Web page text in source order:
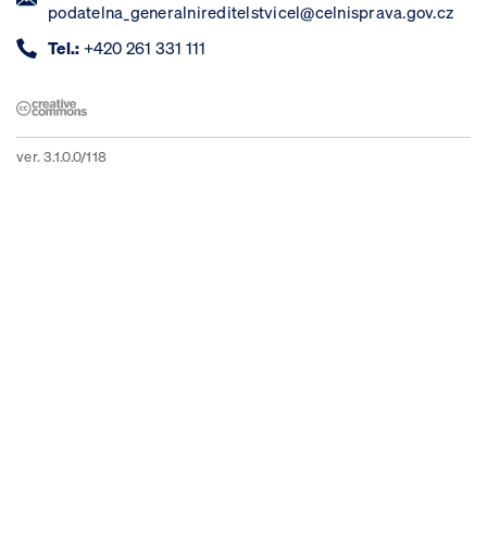
podatelna_generalnireditelstvicel@celnisprava.gov.cz
Tel.: +420 261 331 111
ver. 3.1.0.0/118